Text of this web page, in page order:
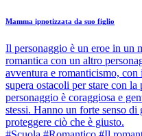
Mamma ipnotizzata da suo figlio
Il personaggio è un eroe in un
romantica con un altro
avventura e romanticismo,
supera ostacoli per stare con
personaggio è coraggiosa e
stessi. Hanno un forte senso
proteggere ciò che è giusto.